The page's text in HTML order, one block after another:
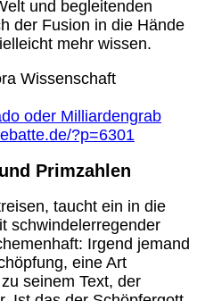
und begleitenden
der Fusion in die Hände
mehr wissen.
Wissenschaft
oder Milliardengrab
?p=6301
Primzahlen
taucht ein in die
schwindelerregender
Irgend jemand
eine Art
seinem Text, der